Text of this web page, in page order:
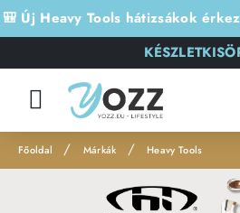
🎒 Új Heavy Tools hátizsákok
h
Márkák Heavy Tools